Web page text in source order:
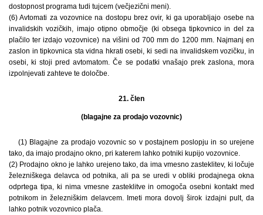
dostopnost programa tudi tujcem (večjezični meni).
(6) Avtomati za vozovnice na dostopu brez ovir, ki ga uporabljajo osebe na
invalidskih vozičkih, imajo otipno območje (ki obsega tipkovnico in del za
plačilo ter izdajo vozovnice) na višini od 700 mm do 1200 mm. Najmanj en
zaslon in tipkovnica sta vidna hkrati osebi, ki sedi na invalidskem vozičku, in
osebi, ki stoji pred avtomatom. Če se podatki vnašajo prek zaslona, mora
izpolnjevati zahteve te določbe.
21. člen
(blagajne za prodajo vozovnic)
(1) Blagajne za prodajo vozovnic so v postajnem poslopju in so urejene
tako, da imajo prodajno okno, pri katerem lahko potniki kupijo vozovnice.
(2) Prodajno okno je lahko urejeno tako, da ima vmesno zasteklitev, ki ločuje
železniškega delavca od potnika, ali pa se uredi v obliki prodajnega okna
odprtega tipa, ki nima vmesne zasteklitve in omogoča osebni kontakt med
potnikom in železniškim delavcem. Imeti mora dovolj širok izdajni pult, da
lahko potnik vozovnico plača.